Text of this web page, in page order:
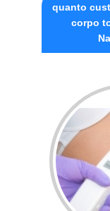
quanto
corpo